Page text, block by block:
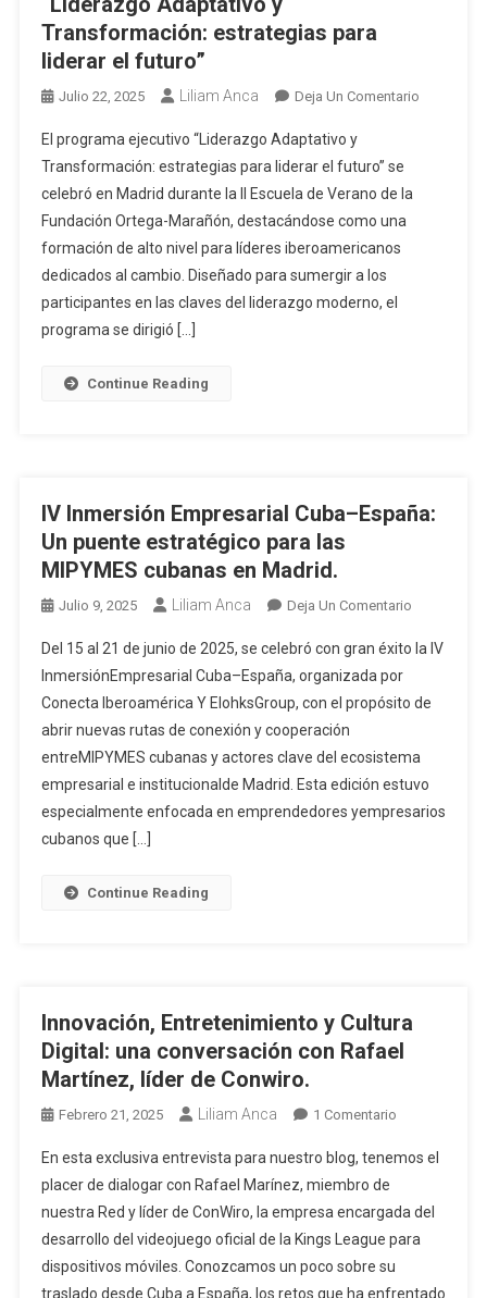
Transformación: estrategias para
liderar el futuro”
Julio 22, 2025 Liliam Anca Deja Un Comentario
El programa ejecutivo “Liderazgo Adaptativo y
Transformación: estrategias para liderar el futuro” se
celebró en Madrid durante la II Escuela de Verano de la
Fundación Ortega-Marañón, destacándose como una
formación de alto nivel para líderes iberoamericanos
dedicados al cambio. Diseñado para sumergir a los
participantes en las claves del liderazgo moderno, el
programa se dirigió […]
Continue Reading
IV Inmersión Empresarial Cuba–España:
Un puente estratégico para las
MIPYMES cubanas en Madrid.
Julio 9, 2025 Liliam Anca Deja Un Comentario
Del 15 al 21 de junio de 2025, se celebró con gran éxito la IV
InmersiónEmpresarial Cuba–España, organizada por
Conecta Iberoamérica Y ElohksGroup, con el propósito de
abrir nuevas rutas de conexión y cooperación
entreMIPYMES cubanas y actores clave del ecosistema
empresarial e institucionalde Madrid. Esta edición estuvo
especialmente enfocada en emprendedores yempresarios
cubanos que […]
Continue Reading
Innovación, Entretenimiento y Cultura
Digital: una conversación con Rafael
Martínez, líder de Conwiro.
Febrero 21, 2025 Liliam Anca 1 Comentario
En esta exclusiva entrevista para nuestro blog, tenemos el
placer de dialogar con Rafael Marínez, miembro de
nuestra Red y líder de ConWiro, la empresa encargada del
desarrollo del videojuego oficial de la Kings League para
dispositivos móviles. Conozcamos un poco sobre su
traslado desde Cuba a España, los retos que ha enfrentado